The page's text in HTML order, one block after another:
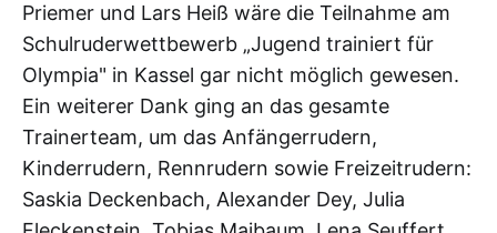
Priemer und Lars Heiß wäre die Teilnahme am
Schulruderwettbewerb „Jugend trainiert für
Olympia" in Kassel gar nicht möglich gewesen.
Ein weiterer Dank ging an das gesamte
Trainerteam, um das Anfängerrudern,
Kinderrudern, Rennrudern sowie Freizeitrudern:
Saskia Deckenbach, Alexander Dey, Julia